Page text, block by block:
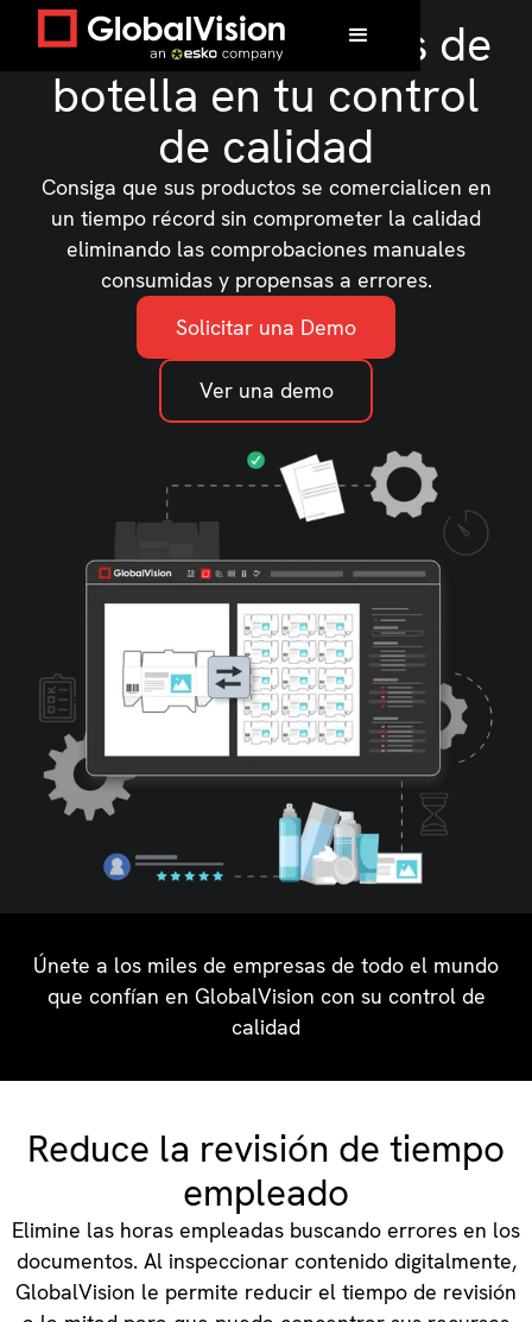
Elimina los cuellos de
botella en tu control
de calidad
Consiga que sus productos se comercialicen en
un tiempo récord sin comprometer la calidad
eliminando las comprobaciones manuales
consumidas y propensas a errores.
Solicitar una Demo
Ver una demo
Únete a los miles de empresas de todo el mundo
que confían en GlobalVision con su control de
calidad
Reduce la revisión de tiempo
empleado
Elimine las horas empleadas buscando errores en los
documentos. Al inspeccionar contenido digitalmente,
GlobalVision le permite reducir el tiempo de revisión